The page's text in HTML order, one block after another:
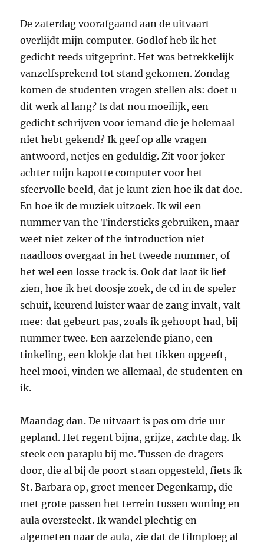
De zaterdag voorafgaand aan de uitvaart
overlijdt mijn computer. Godlof heb ik het
gedicht reeds uitgeprint. Het was betrekkelijk
vanzelfsprekend tot stand gekomen. Zondag
komen de studenten vragen stellen als: doet u
dit werk al lang? Is dat nou moeilijk, een
gedicht schrijven voor iemand die je helemaal
niet hebt gekend? Ik geef op alle vragen
antwoord, netjes en geduldig. Zit voor joker
achter mijn kapotte computer voor het
sfeervolle beeld, dat je kunt zien hoe ik dat doe.
En hoe ik de muziek uitzoek. Ik wil een
nummer van the Tindersticks gebruiken, maar
weet niet zeker of the introduction niet
naadloos overgaat in het tweede nummer, of
het wel een losse track is. Ook dat laat ik lief
zien, hoe ik het doosje zoek, de cd in de speler
schuif, keurend luister waar de zang invalt, valt
mee: dat gebeurt pas, zoals ik gehoopt had, bij
nummer twee. Een aarzelende piano, een
tinkeling, een klokje dat het tikken opgeeft,
heel mooi, vinden we allemaal, de studenten en
ik.
Maandag dan. De uitvaart is pas om drie uur
gepland. Het regent bijna, grijze, zachte dag. Ik
steek een paraplu bij me. Tussen de dragers
door, die al bij de poort staan opgesteld, fiets ik
St. Barbara op, groet meneer Degenkamp, die
met grote passen het terrein tussen woning en
aula oversteekt. Ik wandel plechtig en
afgemeten naar de aula, zie dat de filmploeg al